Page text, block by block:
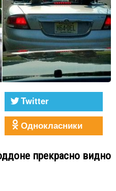
Twitter
Однокласники
прекрасно видно